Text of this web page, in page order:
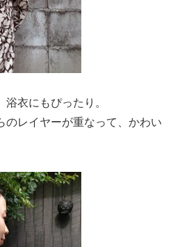
衣にもぴったり。
のレイヤーが重なって、かわい